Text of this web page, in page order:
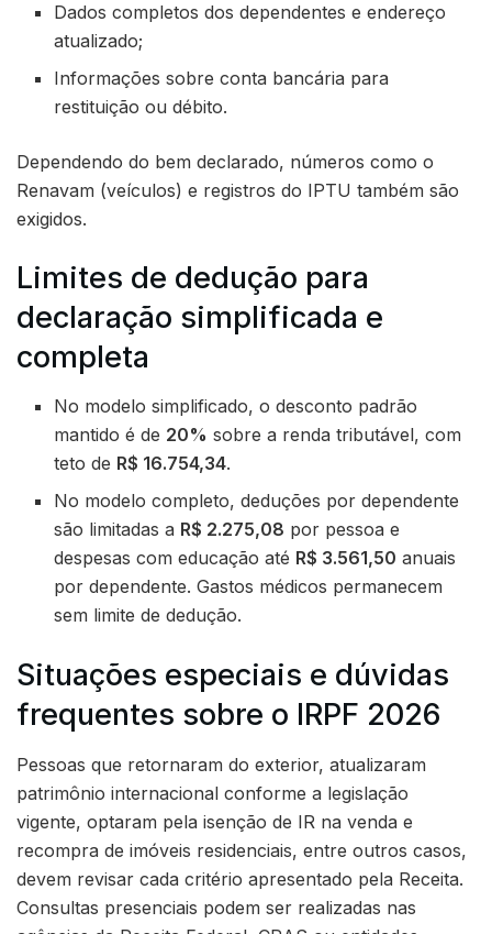
Dados completos dos dependentes e endereço
atualizado;
Informações sobre conta bancária para
restituição ou débito.
Dependendo do bem declarado, números como o
Renavam (veículos) e registros do IPTU também são
exigidos.
Limites de dedução para
declaração simplificada e
completa
No modelo simplificado, o desconto padrão
mantido é de 20% sobre a renda tributável, com
teto de R$ 16.754,34.
No modelo completo, deduções por dependente
são limitadas a R$ 2.275,08 por pessoa e
despesas com educação até R$ 3.561,50 anuais
por dependente. Gastos médicos permanecem
sem limite de dedução.
Situações especiais e dúvidas
frequentes sobre o IRPF 2026
Pessoas que retornaram do exterior, atualizaram
patrimônio internacional conforme a legislação
vigente, optaram pela isenção de IR na venda e
recompra de imóveis residenciais, entre outros casos,
devem revisar cada critério apresentado pela Receita.
Consultas presenciais podem ser realizadas nas